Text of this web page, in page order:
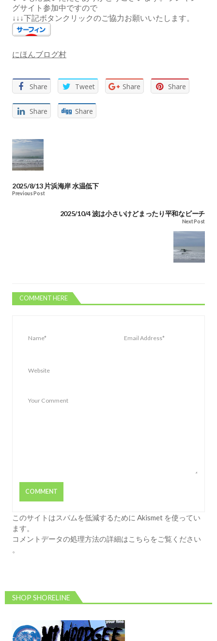
グサイト参加中ですので
↓↓↓下記ボタンクリックのご協力お願いいたします。
にほんブログ村
Share Tweet Share Share
Share Share
2025/8/13 片浜海岸 水温低下
Previous Post
2025/10/4 波は小さいけどまったり平和なビーチ
Next Post
COMMENT HERE
このサイトはスパムを低減するために Akismet を使ってい
ます。
コメントデータの処理方法の詳細はこちらをご覧ください
。
SHOP SHORELINE